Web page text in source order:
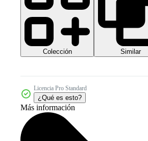
Colección Similar
Licencia Pro Standard
¿Qué es esto?
Más información